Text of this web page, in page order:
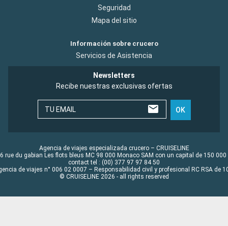
Seguridad
Mapa del sitio
Información sobre crucero
Servicios de Asistencia
Newsletters
Recibe nuestras exclusivas ofertas
TU EMAIL OK
Agencia de viajes especializada crucero – CRUISELINE
rue du gabian Les flots bleus MC 98 000 Monaco SAM con un capital de 150 000
contact tel : (00) 377 97 97 84 50
de viajes n° 006 02 0007 – Responsabilidad civil y profesional RC RSA de
© CRUISELINE 2026 - all rights reserved